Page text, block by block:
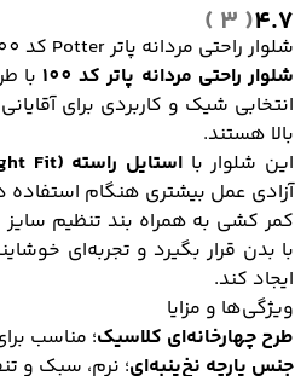
4.7
( 3 )
شلوار راحتی مردانه پاتر Potter کد 100
شلوار راحتی مردانه پاتر کد 100
با
انتخابی شیک و کاربردی برای
بالا هستند.
این شلوار با استایل راسته (Straight Fit)
آزادی عمل بیشتری هنگام استفاده
کمر کشی به همراه بند تنظیم
با بدن قرار بگیرد و تجربه‌ای
ایجاد کند.
ویژگی‌ها و مزایا
طرح چهارخانه‌ای کلاسیک؛ مناسب
جنس پارچه نخ‌پنبه‌ای؛ نرم، سبک و